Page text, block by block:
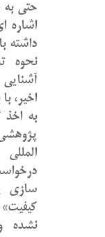
حتی به
اشاره
داشته
نحوه
اخیر،
به اخذ
سازی
نشده